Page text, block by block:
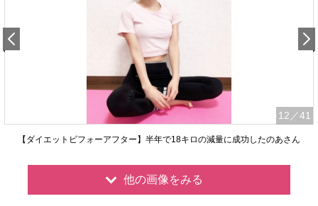
12 ／41
【ダイエットビフォーアフター】半年で18キロの減量に成功したのあさん
他の画像をみる